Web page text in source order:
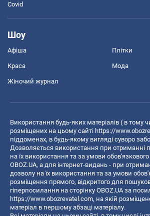
Covid
Шоу
Афіша Плітки
Краса Мода
Жіночий журнал
Використання будь-яких матеріалів ( в тому
розміщених на цьому сайті https://
піддоменах, в будь-якому вигляді суворо
Дозволяється використання при отриманні
на їх використання та за умови
OBOZ.UA, а для інтернет-видань - при
дозволу на їх використання та за умови
розміщення прямого, відкритого для
гіперпосилання на сторінку OBOZ.UA за
https://www.obozrevatel.com, на якій
матеріал в першому абзаці матеріалу.